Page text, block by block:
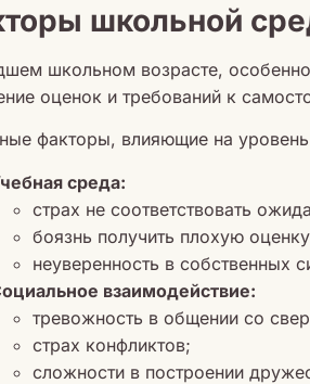
школьной
школьном возрасте,
оценок и требований к
факторы, влияющие на
среда:
страх не соответствовать
боязнь получить плохую
неуверенность в собственных
взаимодействие:
тревожность в общении со
страх конфликтов;
сложности в построении